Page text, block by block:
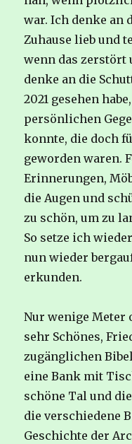
war. Ich denke an
Zuhause lieb und
wenn das zerstört
denke an die
2021 gesehen
persönlichen
konnte, die doch
geworden waren.
Erinnerungen,
die Augen und
zu schön, um zu
So setze ich
nun wieder
erkunden.
Nur wenige Meter
sehr Schönes,
zugänglichen
eine Bank mit
schöne Tal und
die verschiedene
Geschichte der